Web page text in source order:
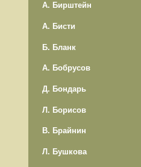
А. Бирштейн
А. Бисти
Б. Бланк
А. Бобрусов
Д. Бондарь
Л. Борисов
В. Брайнин
Л. Бушкова